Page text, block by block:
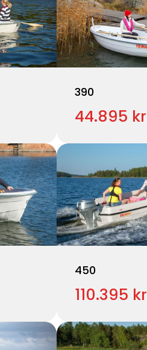
390
44.895 kr
450
110.395 kr